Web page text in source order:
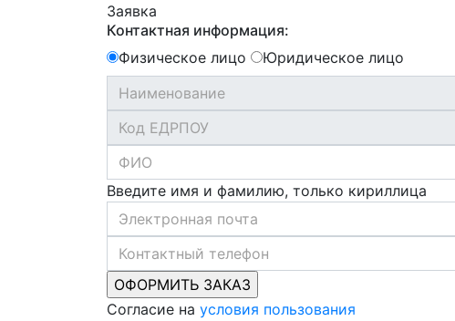
Заявка
Контактная информация:
Физическое лицо
Юридическое лицо
Введите имя и фамилию, только кириллица
Согласие на условия пользования